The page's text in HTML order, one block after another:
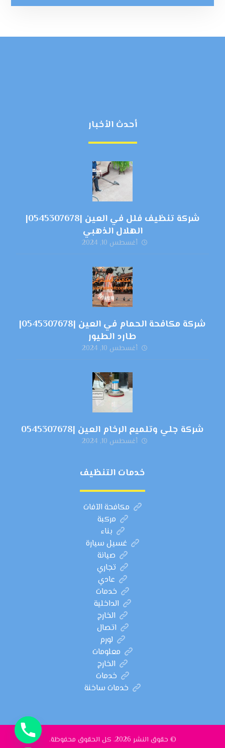
أحدث الأخبار
شركة تنظيف فلل في العين |0545307678|
الهلال الذهبي
أغسطس 10, 2024
شركة مكافحة الحمام في العين |0545307678|
طارد الطيور
أغسطس 10, 2024
شركة جلي وتلميع الرخام العين |0545307678
أغسطس 10, 2024
خدمات التنظيف
مكافحة الآفات
مركبة
بناء
غسيل سيارة
صيانة
تجاري
عادي
خدمات
الداخلية
الخارج
اتصال
لورم
معلومات
الخارج
خدمات
خدمات ساخنة
© حقوق النشر 2026. كل الحقوق محفوظة.